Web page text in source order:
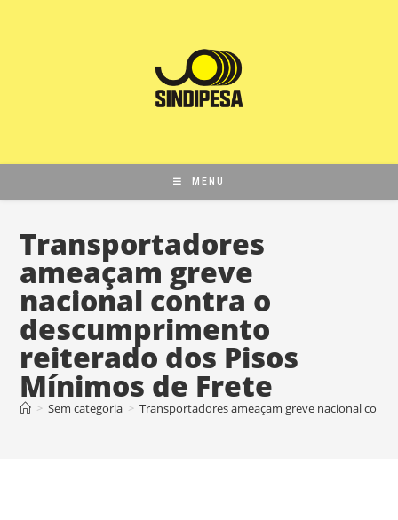
MENU
Transportadores
ameaçam greve
nacional contra o
descumprimento
reiterado dos Pisos
Mínimos de Frete
> Sem categoria > Transportadores ameaçam greve nacional